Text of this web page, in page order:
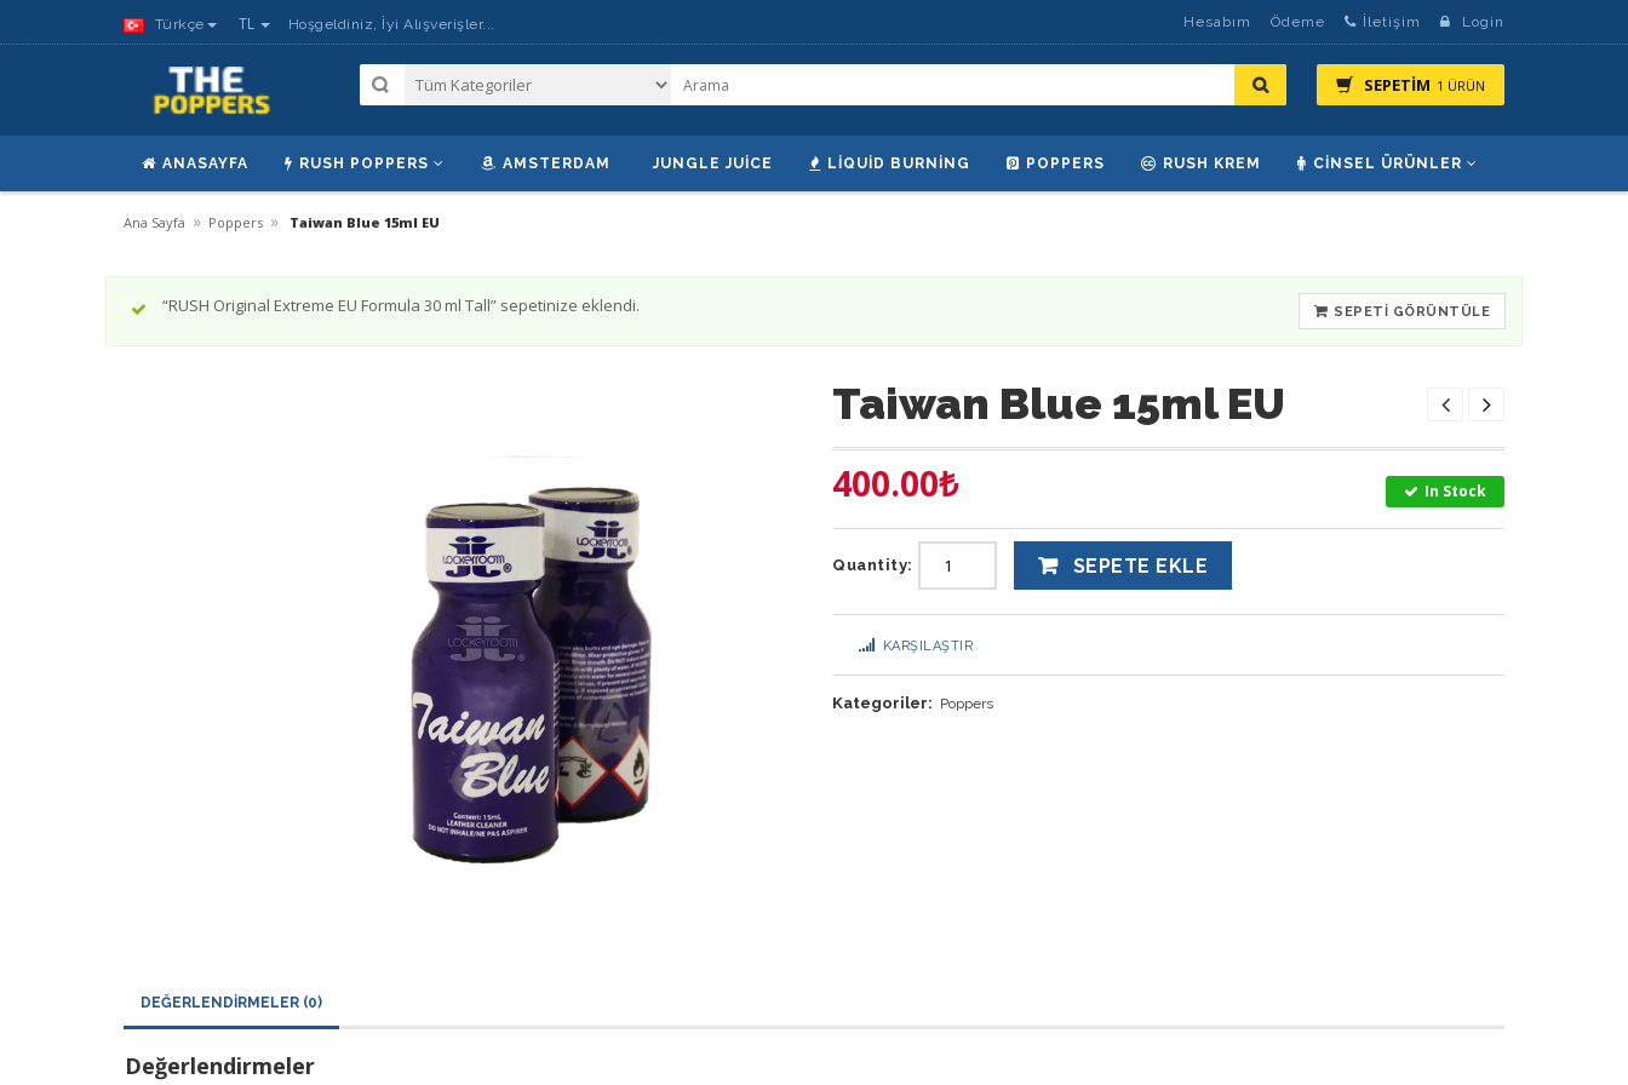
Türkçe TL Hoşgeldiniz, İyi Alışverişler... Hesabım Ödeme İletişim Login
SEPETİM 1 ÜRÜN
ANASAYFA RUSH POPPERS AMSTERDAM JUNGLE JUICE LIQUID BURNING POPPERS RUSH KREM CINSEL ÜRÜNLER
Ana Sayfa » Poppers » Taiwan Blue 15ml EU
SEPETI GÖRÜNTÜLE
“RUSH Original Extreme EU Formula 30 ml Tall” sepetinize eklendi.
Taiwan Blue 15ml EU
400.00₺ In Stock
Quantity: SEPETE EKLE
KARŞILAŞTIR
Kategoriler: Poppers
DEĞERLENDIRMELER (0)
Değerlendirmeler